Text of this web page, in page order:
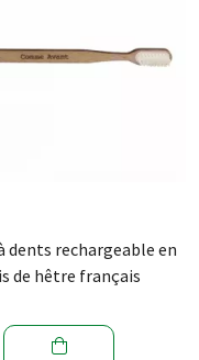
dents rechargeable en
de hêtre français